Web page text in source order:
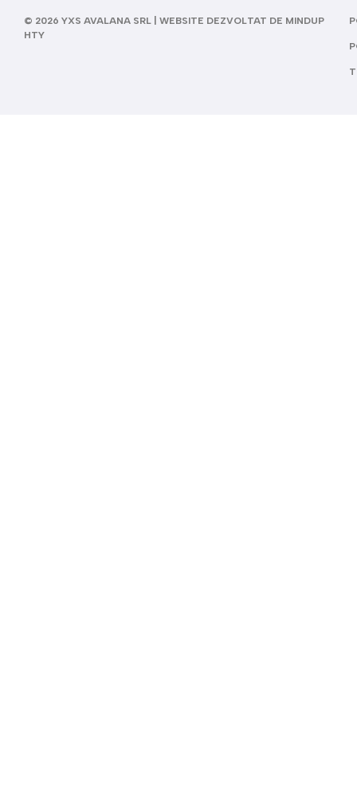
© 2026 YXS AVALANA SRL | WEBSITE DEZVOLTAT DE MINDUP
HTY